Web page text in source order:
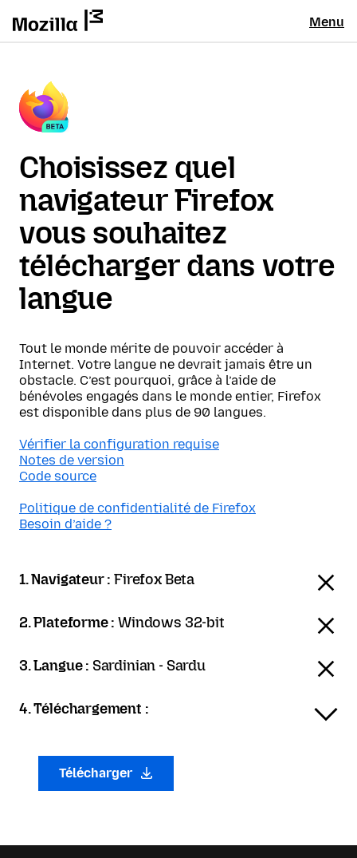
Menu
Choisissez quel
navigateur Firefox
vous souhaitez
télécharger dans votre
langue
Tout le monde mérite de pouvoir accéder à
Internet. Votre langue ne devrait jamais être un
obstacle. C’est pourquoi, grâce à l’aide de
bénévoles engagés dans le monde entier, Firefox
est disponible dans plus de 90 langues.
Vérifier la configuration requise
Notes de version
Code source
Politique de confidentialité de Firefox
Besoin d’aide ?
1. Navigateur :Firefox Beta
2. Plateforme :Windows 32-bit
3. Langue : Sardinian - Sardu
4. Téléchargement :
Télécharger